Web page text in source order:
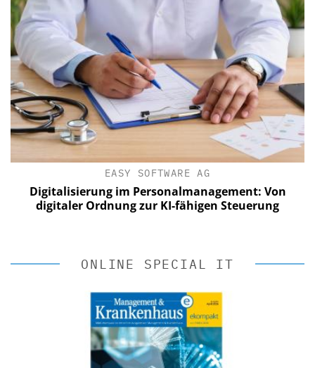
EASY SOFTWARE AG
Digitalisierung im Personalmanagement: Von
digitaler Ordnung zur KI-fähigen Steuerung
ONLINE SPECIAL IT